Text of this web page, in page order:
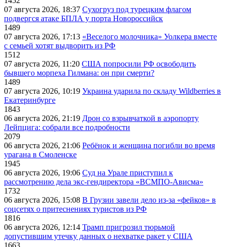
07 августа 2026, 18:37 Сухогруз под турецким флагом
подвергся атаке БПЛА у порта Новороссийск
1489
07 августа 2026, 17:13 «Веселого молочника» Уолкера вместе
с семьей хотят выдворить из РФ
1512
07 августа 2026, 11:20 США попросили РФ освободить
бывшего морпеха Гилмана: он при смерти?
1489
07 августа 2026, 10:19 Украина ударила по складу Wildberries в
Екатеринбурге
1843
06 августа 2026, 21:19 Дрон со взрывчаткой в аэропорту
Лейпцига: собрали все подробности
2079
06 августа 2026, 21:06 Ребёнок и женщина погибли во время
урагана в Смоленске
1945
06 августа 2026, 19:06 Суд на Урале приступил к
рассмотрению дела экс-гендиректора «ВСМПО-Ависма»
1732
06 августа 2026, 15:08 В Грузии завели дело из-за «фейков» в
соцсетях о притеснениях туристов из РФ
1816
06 августа 2026, 12:14 Трамп пригрозил тюрьмой
допустившим утечку данных о нехватке ракет у США